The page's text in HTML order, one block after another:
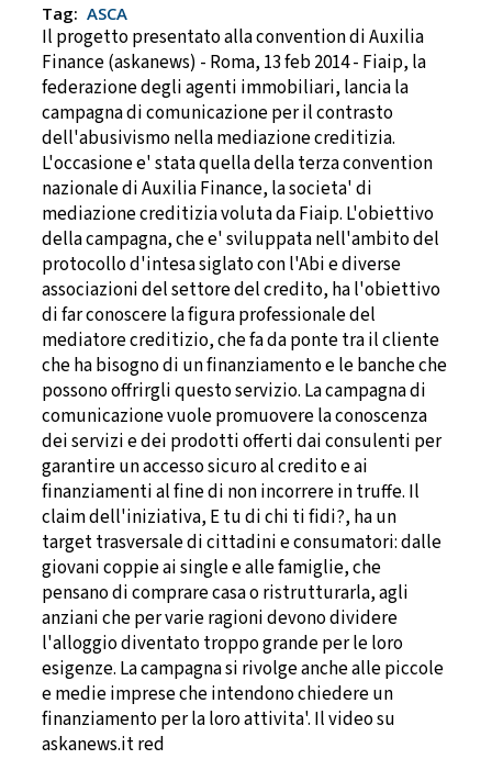
Tag: ASCA
Il progetto presentato alla convention di Auxilia
Finance (askanews) - Roma, 13 feb 2014 - Fiaip, la
federazione degli agenti immobiliari, lancia la
campagna di comunicazione per il contrasto
dell'abusivismo nella mediazione creditizia.
L'occasione e' stata quella della terza convention
nazionale di Auxilia Finance, la societa' di
mediazione creditizia voluta da Fiaip. L'obiettivo
della campagna, che e' sviluppata nell'ambito del
protocollo d'intesa siglato con l'Abi e diverse
associazioni del settore del credito, ha l'obiettivo
di far conoscere la figura professionale del
mediatore creditizio, che fa da ponte tra il cliente
che ha bisogno di un finanziamento e le banche che
possono offrirgli questo servizio. La campagna di
comunicazione vuole promuovere la conoscenza
dei servizi e dei prodotti offerti dai consulenti per
garantire un accesso sicuro al credito e ai
finanziamenti al fine di non incorrere in truffe. Il
claim dell'iniziativa, E tu di chi ti fidi?, ha un
target trasversale di cittadini e consumatori: dalle
giovani coppie ai single e alle famiglie, che
pensano di comprare casa o ristrutturarla, agli
anziani che per varie ragioni devono dividere
l'alloggio diventato troppo grande per le loro
esigenze. La campagna si rivolge anche alle piccole
e medie imprese che intendono chiedere un
finanziamento per la loro attivita'. Il video su
askanews.it red